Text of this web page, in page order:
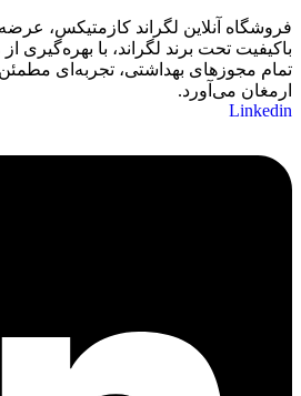
فروشگاه آنلاین لگراند کازمتیکس،
باکیفیت تحت برند لگراند، با بهره‌گیری
تمام مجوزهای بهداشتی، تجربه‌ای مطمئن
ارمغان می‌آورد.
Linkedin